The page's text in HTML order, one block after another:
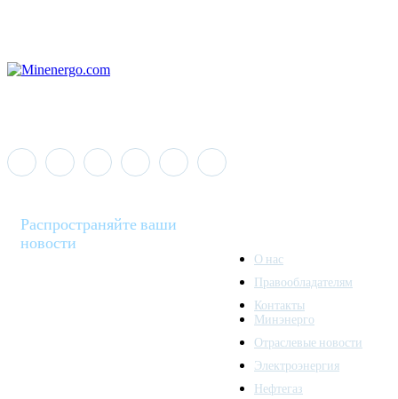
Распространяйте ваши
новости
О нас
Правообладателям
Контакты
Минэнерго
Отраслевые новости
Электроэнергия
Нефтегаз